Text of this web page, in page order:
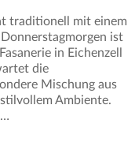
traditionell mit einem
ist
in Eichenzell
die
Mischung aus
Ambiente.